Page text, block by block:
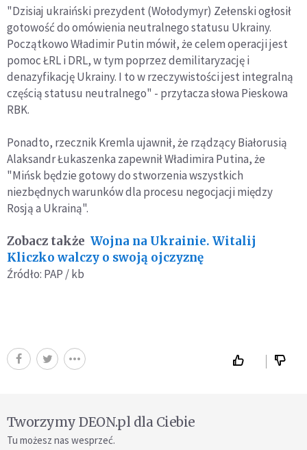
"Dzisiaj ukraiński prezydent (Wołodymyr) Zełenski ogłosił
gotowość do omówienia neutralnego statusu Ukrainy.
Początkowo Władimir Putin mówił, że celem operacji jest
pomoc ŁRL i DRL, w tym poprzez demilitaryzację i
denazyfikację Ukrainy. I to w rzeczywistości jest integralną
częścią statusu neutralnego" - przytacza słowa Pieskowa
RBK.
Ponadto, rzecznik Kremla ujawnił, że rządzący Białorusią
Alaksandr Łukaszenka zapewnił Władimira Putina, że
"Mińsk będzie gotowy do stworzenia wszystkich
niezbędnych warunków dla procesu negocjacji między
Rosją a Ukrainą".
Zobacz także Wojna na Ukrainie. Witalij
Kliczko walczy o swoją ojczyznę
Źródło: PAP / kb
Tworzymy DEON.pl dla Ciebie
Tu możesz nas wesprzeć.